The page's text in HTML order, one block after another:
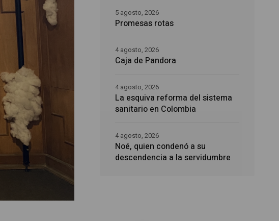
Promesas rotas
5 agosto, 2026
Caja de Pandora
4 agosto, 2026
La esquiva reforma del sistema
sanitario en Colombia
4 agosto, 2026
Noé, quien condenó a su
descendencia a la servidumbre
4 agosto, 2026